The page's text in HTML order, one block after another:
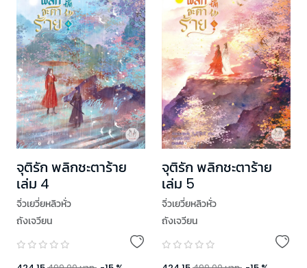
จุติรัก พลิกชะตาร้าย
เล่ม 4
จิ่วเยวี่ยหลิวหั่ว
ถังเจวียน
จุติรัก พลิกชะตาร้าย
เล่ม 5
จิ่วเยวี่ยหลิวหั่ว
ถังเจวียน